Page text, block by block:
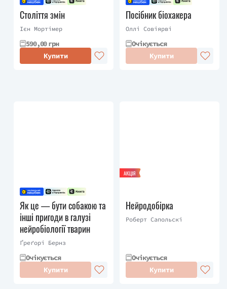
Століття змін
Ієн Мортімер
590,00 грн
Купити
Посібник біохакера
Оллі Совіярві
Очікується
Купити
Як це — бути собакою та
інші пригоди в галузі
нейробіології тварин
Ґреґорі Бернз
Очікується
Купити
АКЦІЯ
Нейродобірка
Роберт Сапольскі
Очікується
Купити